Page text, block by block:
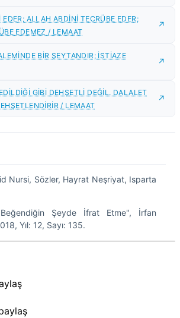
ALLAH ABDİNİ TECRÜBE EDER;
EDEMEZ / LEMAAT
BİR ŞEYTANDIR; İSTİAZE
GİBİ DEHŞETLİ DEĞİL. DALALET
/ LEMAAT
Nursi, Sözler, Hayrat Neşriyat, Isparta
Şeyde İfrat Etme", İrfan
Yıl: 12, Sayı: 135.